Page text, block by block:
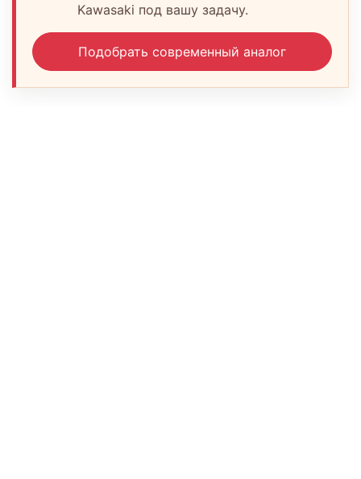
Kawasaki под вашу задачу.
Подобрать современный аналог